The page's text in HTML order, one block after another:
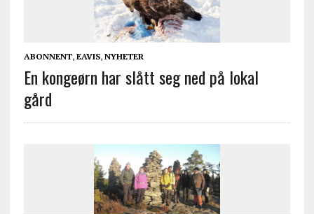
ABONNENT, EAVIS, NYHETER
En kongeørn har slått seg ned på lokal
gård